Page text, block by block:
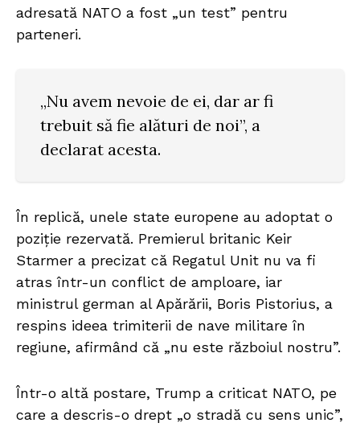
adresată NATO a fost „un test” pentru
parteneri.
„Nu avem nevoie de ei, dar ar fi
trebuit să fie alături de noi”, a
declarat acesta.
În replică, unele state europene au adoptat o
poziție rezervată. Premierul britanic Keir
Starmer a precizat că Regatul Unit nu va fi
atras într-un conflict de amploare, iar
ministrul german al Apărării, Boris Pistorius, a
respins ideea trimiterii de nave militare în
regiune, afirmând că „nu este războiul nostru”.
Într-o altă postare, Trump a criticat NATO, pe
care a descris-o drept „o stradă cu sens unic”,